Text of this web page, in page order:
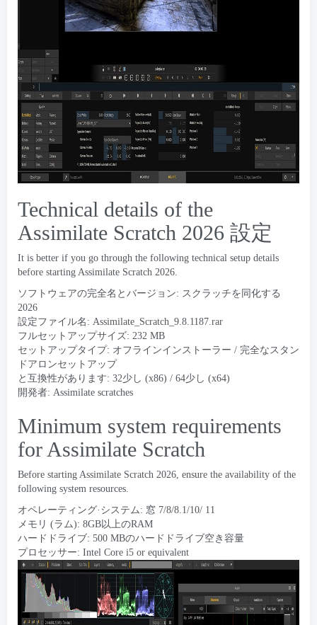
Technical details of the
Assimilate Scratch 2026 設定
It is better if you go through the following technical setup details
before starting Assimilate Scratch 2026.
ソフトウェアの完全名とバージョン: スクラッチを同化する
2026
設定ファイル名: Assimilate_Scratch_9.8.1187.rar
フルセットアップサイズ: 232 MB
セットアップタイプ: オフラインインストーラー / 完全なスタン
ドアロンセットアップ
と互換性があります: 32少し (x86) / 64少し (x64)
開発者: Assimilate scratches
Minimum system requirements
for Assimilate Scratch
Before starting Assimilate Scratch 2026, ensure the availability of the
following system resources.
オペレーティング·システム: 窓 7/8/8.1/10/ 11
メモリ (ラム): 8GB以上のRAM
ハードドライブ: 500 MBのハードドライブ空き容量
プロセッサー: Intel Core i5 or equivalent